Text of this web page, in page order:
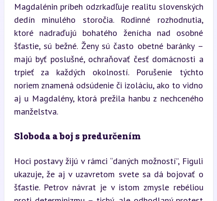
Magdalénin príbeh odzrkadľuje realitu slovenských
dedín minulého storočia. Rodinné rozhodnutia,
ktoré nadraďujú bohatého ženícha nad osobné
šťastie, sú bežné. Ženy sú často obetné baránky –
majú byť poslušné, ochraňovať česť domácnosti a
trpieť za každých okolností. Porušenie týchto
noriem znamená odsúdenie či izoláciu, ako to vidno
aj u Magdalény, ktorá prežila hanbu z nechceného
manželstva.
Sloboda a boj s predurčením
Hoci postavy žijú v rámci “daných možností”, Figuli
ukazuje, že aj v uzavretom svete sa dá bojovať o
šťastie. Petrov návrat je v istom zmysle rebéliou